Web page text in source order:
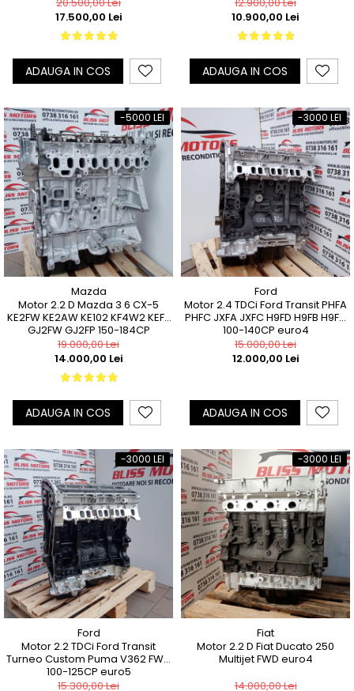
17.500,00 Lei
ADAUGA IN COS
10.900,00 Lei
ADAUGA IN COS
-5000 LEI
Mazda
Motor 2.2 D Mazda 3 6 CX-5
KE2FW KE2AW KE102 KF4W2 KEF9
GJ2FW GJ2FP 150-184CP
19.000,00 Lei
14.000,00 Lei
ADAUGA IN COS
-3000 LEI
Ford
Motor 2.4 TDCi Ford Transit PHFA
PHFC JXFA JXFC H9FD H9FB H9FA
100-140CP euro4
15.000,00 Lei
12.000,00 Lei
ADAUGA IN COS
-3000 LEI
Ford
Motor 2.2 TDCi Ford Transit
Turneo Custom Puma V362 FWD
100-125CP euro5
15.300,00 Lei
-3000 LEI
Fiat
Motor 2.2 D Fiat Ducato 250
Multijet FWD euro4
14.000,00 Lei